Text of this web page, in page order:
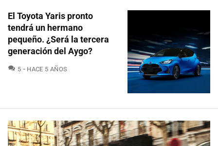
El Toyota Yaris pronto
tendrá un hermano
pequeño. ¿Será la tercera
generación del Aygo?
5 COMENTARIOS
HACE 5 AÑOS